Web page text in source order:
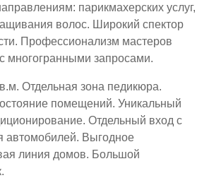
парикмахерских услуг,
волос. Широкий спектор
Профессионализм мастеров
многогранными запросами.
Отдельная зона педикюра.
помещений. Уникальный
Отдельный вход с
автомобилей. Выгодное
линия домов. Большой